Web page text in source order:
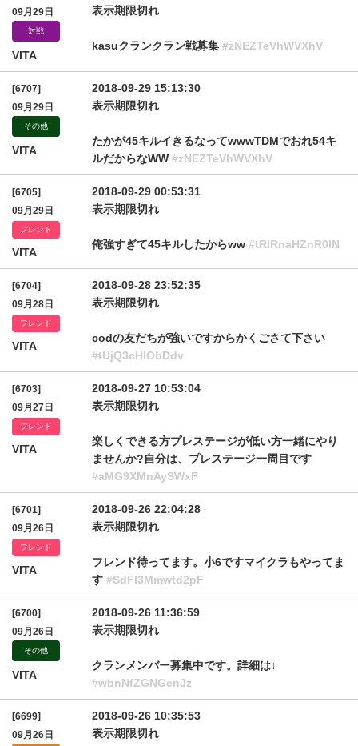
09月29日
対戦
VITA
表示期限切れ
kasuクランクラン戦募集 #zNEZTeVhWVXhV
[6707]
09月29日
その他
VITA
2018-09-29 15:13:30
表示期限切れ
たかが45キルイきるなってwwwTDMでおれ54キ
ルだからなWW #zNEZTeVhWVXhV
[6705]
09月29日
フレンド
VITA
2018-09-29 00:53:31
表示期限切れ
俺強すぎて45キルしたからww #tRlRnaHZnR0lN
[6704]
09月28日
フレンド
VITA
2018-09-28 23:52:35
表示期限切れ
codの友だちが強いですからかくごさて下さい
#tUjQ3cHlObDdv
[6703]
09月27日
フレンド
VITA
2018-09-27 10:53:04
表示期限切れ
楽しくできる方プレステージが低い方一緒にやり
ませんか?自分は、プレステージ一周目です
#aMG9XMnAySWxF
[6701]
09月26日
フレンド
VITA
2018-09-26 22:04:28
表示期限切れ
フレンド待ってます。小6ですマイクラもやってま
す #SdFl3Mmwtd2pF
[6700]
09月26日
その他
VITA
2018-09-26 11:36:59
表示期限切れ
クランメンバー募集中です。詳細は↓
#wbnNfZGNGenJz
[6699]
09月26日
2018-09-26 10:35:53
表示期限切れ